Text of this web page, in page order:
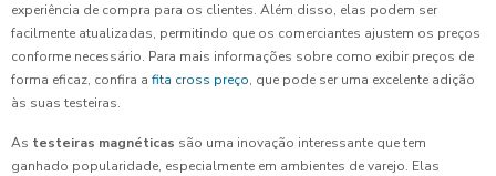
experiência de compra para os clientes. Além disso, elas podem ser
facilmente atualizadas, permitindo que os comerciantes ajustem os preços
conforme necessário. Para mais informações sobre como exibir preços de
forma eficaz, confira a fita cross preço, que pode ser uma excelente adição
às suas testeiras.
As testeiras magnéticas são uma inovação interessante que tem
ganhado popularidade, especialmente em ambientes de varejo. Elas